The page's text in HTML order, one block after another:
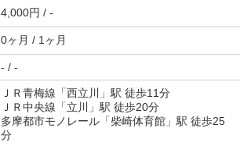
4,000円 / -
0ヶ月 / 1ヶ月
- / -
ＪＲ青梅線「西立川」駅 徒歩11分
ＪＲ中央線「立川」駅 徒歩20分
多摩都市モノレール「柴崎体育館」駅 徒歩25
分